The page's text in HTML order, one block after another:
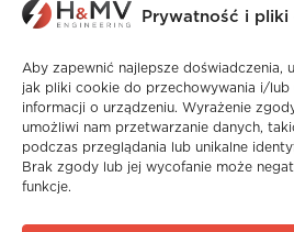
Prywatność i pliki
Aby zapewnić najlepsze doświadczenia,
jak pliki cookie do przechowywania i/lub
informacji o urządzeniu. Wyrażenie
umożliwi nam przetwarzanie danych,
podczas przeglądania lub unikalne
Brak zgody lub jej wycofanie może
funkcje.